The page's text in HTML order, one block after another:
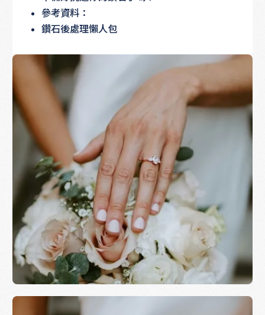
參考資料：
鑽石後處理懶人包